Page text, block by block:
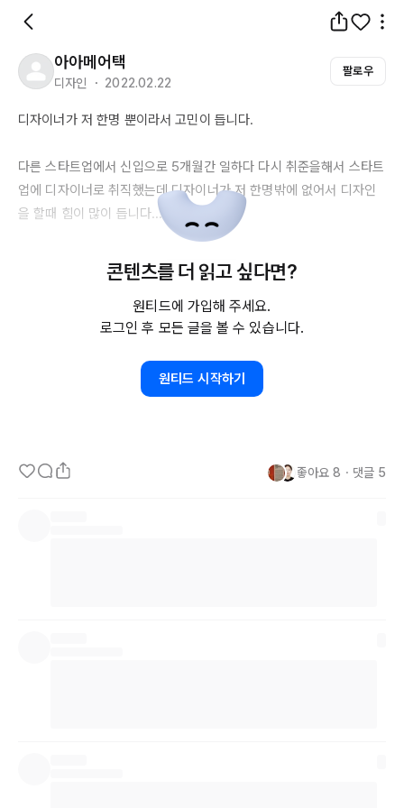
아아메어택
디자인 ・ 2022.02.22
팔로우
디자이너가 저 한명 뿐이라서 고민이 듭니다.
다른 스타트업에서 신입으로 5개월간 일하다 다시 취준을해서 스타트
업에 디자이너로 취직했는데 디자이너가 저 한명밖에 없어서 디자인
을 할때 힘이 많이 듭니다...
그 전 회사에선 팀으로 일을 했어서 피드백이나 디자인 관련 고민을
주고받을 수 있었는데, 지금 있는 회사에선 알아서 한다는 느낌이라
실력이 쌓이는 건지 '내가 지금 잘 가고있는 거 맞나?' 라고 스스로 의
문을 던집니다.. 혹시 회사에서 1인 디자이너로 일하시는 분들은 평소
콘텐츠를 더 읽고 싶다면?
원티드에 가입해 주세요.
로그인 후 모든 글을 볼 수 있습니다.
원티드 시작하기
좋아요 8 ・ 댓글 5